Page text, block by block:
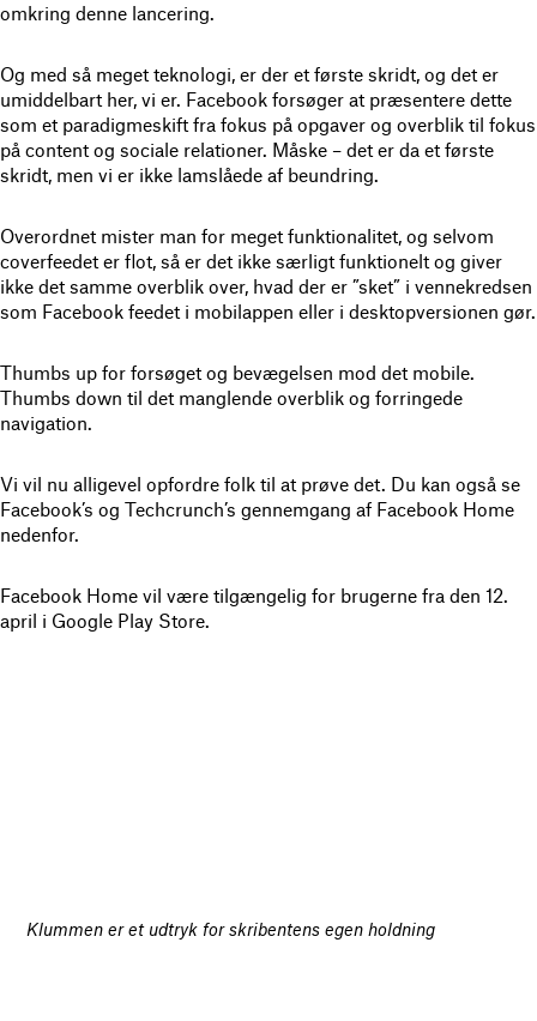
omkring denne lancering.
Og med så meget teknologi, er der et første skridt, og det er
umiddelbart her, vi er. Facebook forsøger at præsentere dette
som et paradigmeskift fra fokus på opgaver og overblik til fokus
på content og sociale relationer. Måske – det er da et første
skridt, men vi er ikke lamslåede af beundring.
Overordnet mister man for meget funktionalitet, og selvom
coverfeedet er flot, så er det ikke særligt funktionelt og giver
ikke det samme overblik over, hvad der er ”sket” i vennekredsen
som Facebook feedet i mobilappen eller i desktopversionen gør.
Thumbs up for forsøget og bevægelsen mod det mobile.
Thumbs down til det manglende overblik og forringede
navigation.
Vi vil nu alligevel opfordre folk til at prøve det. Du kan også se
Facebook’s og Techcrunch’s gennemgang af Facebook Home
nedenfor.
Facebook Home vil være tilgængelig for brugerne fra den 12.
april i Google Play Store.
Klummen er et udtryk for skribentens egen holdning